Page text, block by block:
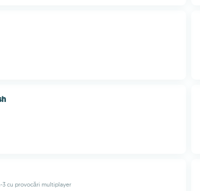
cu provocări multiplayer